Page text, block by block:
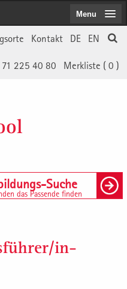
EN
DE
Kontakt
Merkliste ( 0 )
225 40 80
Suche
das Passende finden
Menu
in-